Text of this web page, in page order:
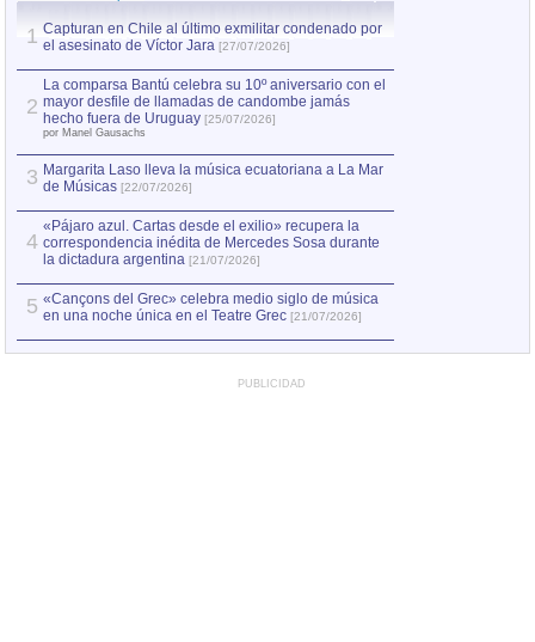
1 Capturan en Chile al último exmilitar condenado por
el asesinato de Víctor Jara [27/07/2026]
2
La comparsa Bantú celebra su 10º aniversario con el
mayor desfile de llamadas de candombe jamás
hecho fuera de Uruguay [25/07/2026]
por Manel Gausachs
3 Margarita Laso lleva la música ecuatoriana a La Mar
de Músicas [22/07/2026]
4
«Pájaro azul. Cartas desde el exilio» recupera la
correspondencia inédita de Mercedes Sosa durante
la dictadura argentina [21/07/2026]
5 «Cançons del Grec» celebra medio siglo de música
en una noche única en el Teatre Grec [21/07/2026]
PUBLICIDAD